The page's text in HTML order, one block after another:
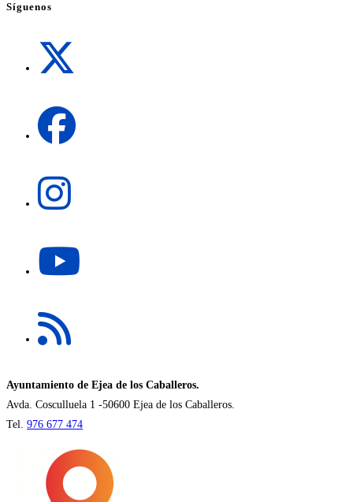
Síguenos
pestaña
abre
abre
nueva
pestaña
en
nueva
pestaña
Ayuntamiento de Ejea de los Caballeros.
Avda. Cosculluela 1 -50600 Ejea de los Caballeros.
Tel. 976 677 474